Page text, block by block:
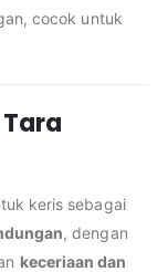
cocok untuk
keris sebagai
, dengan
keceriaan dan